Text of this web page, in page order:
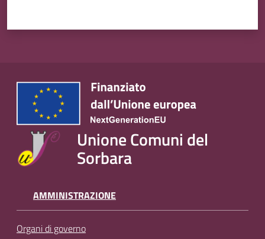
Unione Comuni del
Sorbara
AMMINISTRAZIONE
Organi di governo